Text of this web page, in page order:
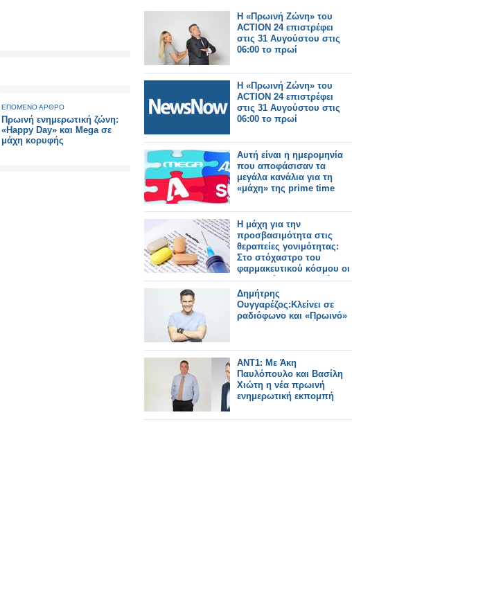
ΕΠΟΜΕΝΟ ΑΡΘΡΟ
Πρωινή ενημερωτική ζώνη:
«Happy Day» και Mega σε
μάχη κορυφής
Η «Πρωινή Ζώνη» του
ACTION 24 επιστρέφει
στις 31 Αυγούστου στις
06:00 το πρωί
Η «Πρωινή Ζώνη» του
ACTION 24 επιστρέφει
στις 31 Αυγούστου στις
06:00 το πρωί
Αυτή είναι η ημερομηνία
που αποφάσισαν τα
μεγάλα κανάλια για τη
«μάχη» της prime time
Η μάχη για την
προσβασιμότητα στις
θεραπείες γονιμότητας:
Στο στόχαστρο του
φαρμακευτικού κόσμου οι
πρακτικές της εταιρείας
Merck
Δημήτρης
Ουγγαρέζος:Κλείνει σε
ραδιόφωνο και «Πρωινό»
ΑΝΤ1: Με Άκη
Παυλόπουλο και Βασίλη
Χιώτη η νέα πρωινή
ενημερωτική εκπομπή